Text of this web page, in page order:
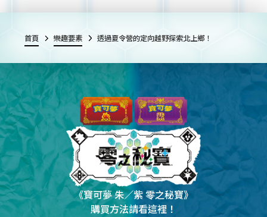
首頁 樂趣要素 透過夏令營的定向越野探索北上鄉！
《寶可夢 朱／紫 零之秘寶》
購買方法請看這裡！